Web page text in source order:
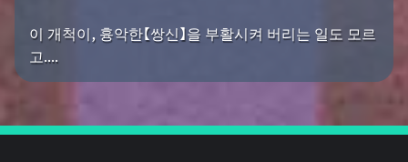
이 개척이, 흉악한【쌍신】을 부활시켜 버리는 일도 모르
고....